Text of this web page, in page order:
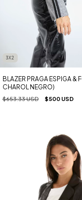
3X2
BLAZER PRAGA ESPIGA &
CHAROL NEGRO)
$653.33 USD $500 USD